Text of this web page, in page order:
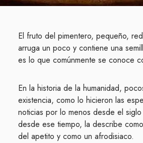
El fruto del pimentero, pequeño,
arruga un poco y contiene una
es lo que comúnmente se conoce
En la historia de la humanidad,
existencia, como lo hicieron las
noticias por lo menos desde el
desde ese tiempo, la describe
del apetito y como un afrodisiaco.